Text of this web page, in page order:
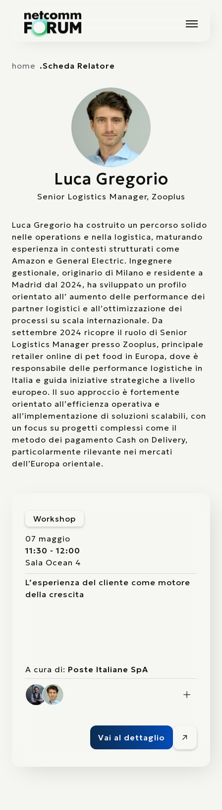
home Scheda Relatore
Luca Gregorio
Senior Logistics Manager, Zooplus
Luca Gregorio ha costruito un percorso solido
nelle operations e nella logistica, maturando
esperienza in contesti strutturati come
Amazon e General Electric. Ingegnere
gestionale, originario di Milano e residente a
Madrid dal 2024, ha sviluppato un profilo
orientato all’ aumento delle performance dei
partner logistici e all’ottimizzazione dei
processi su scala internazionale. Da
settembre 2024 ricopre il ruolo di Senior
Logistics Manager presso Zooplus, principale
retailer online di pet food in Europa, dove è
responsabile delle performance logistiche in
Italia e guida iniziative strategiche a livello
europeo. Il suo approccio è fortemente
orientato all’efficienza operativa e
all’implementazione di soluzioni scalabili, con
un focus su progetti complessi come il
metodo dei pagamento Cash on Delivery,
particolarmente rilevante nei mercati
dell’Europa orientale.
Workshop
07 maggio
11:30 - 12:00
Sala Ocean 4
L’esperienza del cliente come motore
della crescita
A cura di: Poste Italiane SpA
Vai al dettaglio